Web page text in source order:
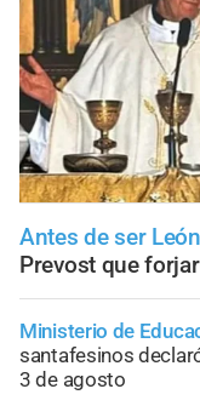
Antes de ser
Prevost que
Ministerio de
santafesinos
3 de agosto